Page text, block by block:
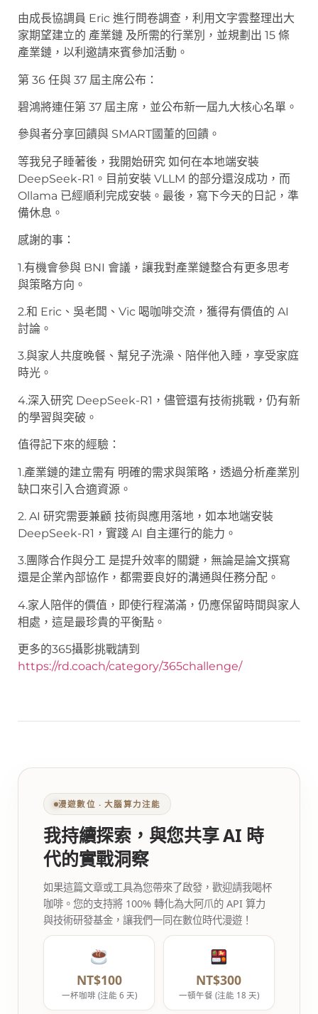
由成長協調員 Eric 進行問卷調查，利用文字雲整理出大
家期望建立的 產業鏈 及所需的行業別，並規劃出 15 條
產業鏈，以利邀請來賓參加活動。
第 36 任與 37 屆主席公布：
碧鴻將連任第 37 屆主席，並公布新一屆九大核心名單。
參與者分享回饋與 SMART國董的回饋。
等我兒子睡著後，我開始研究 如何在本地端安裝
DeepSeek-R1。目前安裝 VLLM 的部分還沒成功，而
Ollama 已經順利完成安裝。最後，寫下今天的日記，準
備休息。
感謝的事：
1.有機會參與 BNI 會議，讓我對產業鏈整合有更多思考
與策略方向。
2.和 Eric、吳老闆、Vic 喝咖啡交流，獲得有價值的 AI
討論。
3.與家人共度晚餐、幫兒子洗澡、陪伴他入睡，享受家庭
時光。
4.深入研究 DeepSeek-R1，儘管還有技術挑戰，仍有新
的學習與突破。
值得記下來的經驗：
1.產業鏈的建立需有 明確的需求與策略，透過分析產業別
缺口來引入合適資源。
2. AI 研究需要兼顧 技術與應用落地，如本地端安裝
DeepSeek-R1，實踐 AI 自主運行的能力。
3.團隊合作與分工 是提升效率的關鍵，無論是論文撰寫
還是企業內部協作，都需要良好的溝通與任務分配。
4.家人陪伴的價值，即使行程滿滿，仍應保留時間與家人
相處，這是最珍貴的平衡點。
更多的365攝影挑戰請到
https://rd.coach/category/365challenge/
漫遊數位 ‧ 大腦算力注能
我持續探索，與您共享 AI 時
代的實戰洞察
如果這篇文章或工具為您帶來了啟發，歡迎請我喝杯
咖啡。您的支持將 100% 轉化為大阿爪的 API 算力
與技術研發基金，讓我們一同在數位時代漫遊！
NT$100
一杯咖啡 (注能 6 天)
NT$300
一頓午餐 (注能 18 天)